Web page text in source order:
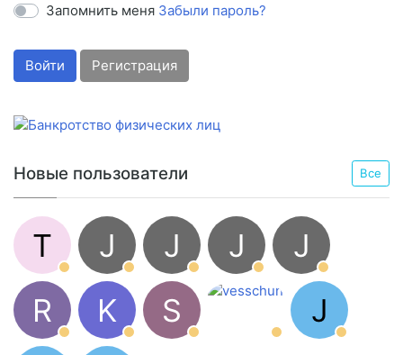
Запомнить меня Забыли пароль?
Войти Регистрация
Новые пользователи Все
T J J J
J
R
K S
J